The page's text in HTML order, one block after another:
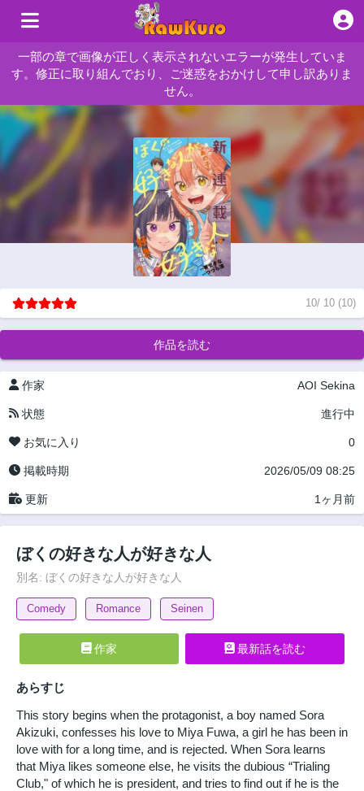
一部の章で画像が正しく表示されないエラーが発生していま
す。修正に取り組んでおり、ご迷惑をおかけして申し訳ありま
せん。
10/ 10 (10)
作品を読む
作家 AOI Sekina
状態 進行中
お気に入り 0
掲載時期 2026/05/09 08:25
更新 1ヶ月前
ぼくの好きな人が好きな人
別名: ぼくの好きな人が好きな人
Comedy Romance Seinen
作家 最新話を読む
あらすじ
This story begins when the protagonist, a boy named Sora
Akizuki, confesses his love to Miya Fuwa, a girl he has been in
love with for a long time, and is rejected. When Sora learns
that Miya likes someone else, he visits the dubious “Trialing
Club," of which he is president, and tries to find out if he is the